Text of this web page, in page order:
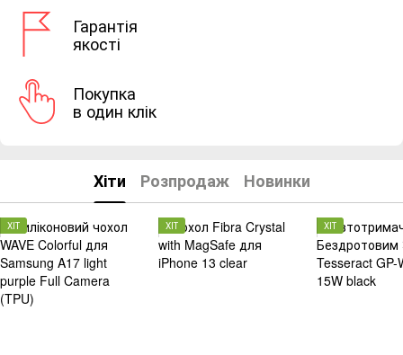
Гарантія
якості
Покупка
в один клік
Хіти Розпродаж Новинки
ХІТ ХІТ ХІТ